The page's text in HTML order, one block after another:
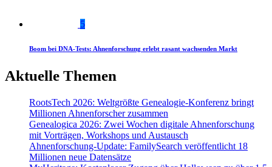
5
Boom bei DNA-Tests: Ahnenforschung erlebt rasant wachsenden Markt
Aktuelle Themen
RootsTech 2026: Weltgrößte Genealogie-Konferenz bringt
Millionen Ahnenforscher zusammen
Genealogica 2026: Zwei Wochen digitale Ahnenforschung
mit Vorträgen, Workshops und Austausch
Ahnenforschung-Update: FamilySearch veröffentlicht 18
Millionen neue Datensätze